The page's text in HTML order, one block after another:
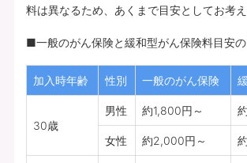
料は異なるため、あくまで目安としてお考え
■一般のがん保険と緩和型がん保険料目安
加入時年齢 性別 一般のがん保険
30歳
男性 約1,800円～
女性 約2,000円～